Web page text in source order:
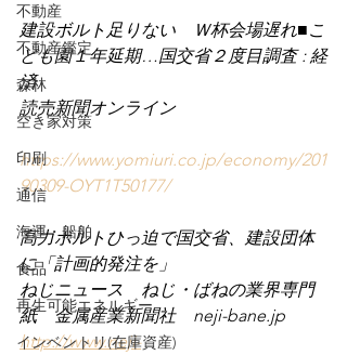
不動産
不動産鑑定
森林
空き家対策
印刷
通信
海運・船舶
食品
再生可能エネルギー
インベントリ(在庫資産)
建設ボルト足りない　Ｗ杯会場遅れ■こ
ども園１年延期…国交省２度目調査 : 経
済
読売新聞オンライン
https://www.yomiuri.co.jp/economy/201
90309-OYT1T50177/
高力ボルトひっ迫で国交省、建設団体
に「計画的発注を」
ねじニュース　ねじ・ばねの業界専門
紙　金属産業新聞社　neji-bane.jp
http://www.neji-